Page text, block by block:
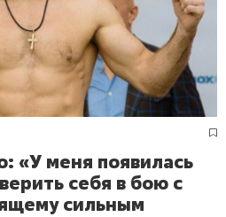
«У меня появилась
себя в бою с
сильным